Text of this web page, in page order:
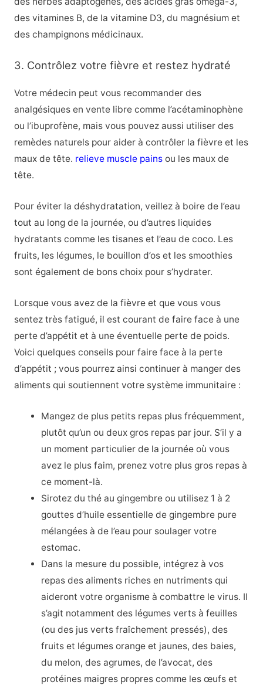
des vitamines B, de la vitamine D3, du magnésium et
des champignons médicinaux.
3. Contrôlez votre fièvre et restez hydraté
Votre médecin peut vous recommander des
analgésiques en vente libre comme l’acétaminophène
ou l’ibuprofène, mais vous pouvez aussi utiliser des
remèdes naturels pour aider à contrôler la fièvre et les
maux de tête. relieve muscle painsou les maux de
tête.
Pour éviter la déshydratation, veillez à boire de l’eau
tout au long de la journée, ou d’autres liquides
hydratants comme les tisanes et l’eau de coco. Les
fruits, les légumes, le bouillon d’os et les smoothies
sont également de bons choix pour s’hydrater.
Lorsque vous avez de la fièvre et que vous vous
sentez très fatigué, il est courant de faire face à une
perte d’appétit et à une éventuelle perte de poids.
Voici quelques conseils pour faire face à la perte
d’appétit ; vous pourrez ainsi continuer à manger des
aliments qui soutiennent votre système immunitaire :
Mangez de plus petits repas plus fréquemment,
plutôt qu’un ou deux gros repas par jour. S’il y a
un moment particulier de la journée où vous
avez le plus faim, prenez votre plus gros repas à
ce moment-là.
Sirotez du thé au gingembre ou utilisez 1 à 2
gouttes d’huile essentielle de gingembre pure
mélangées à de l’eau pour soulager votre
estomac.
Dans la mesure du possible, intégrez à vos
repas des aliments riches en nutriments qui
aideront votre organisme à combattre le virus. Il
s’agit notamment des légumes verts à feuilles
(ou des jus verts fraîchement pressés), des
fruits et légumes orange et jaunes, des baies,
du melon, des agrumes, de l’avocat, des
protéines maigres propres comme les œufs et